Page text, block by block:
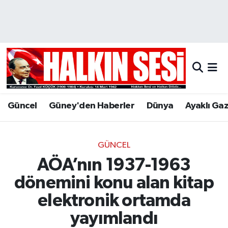
Güncel Güney'den Haberler Dünya Ayaklı
GÜNCEL
AÖA’nın 1937-1963
dönemini konu alan kitap
elektronik ortamda
yayımlandı
Hava Durumu
Trafik Durumu
Son Dakika Haberleri
Haber Arşivi